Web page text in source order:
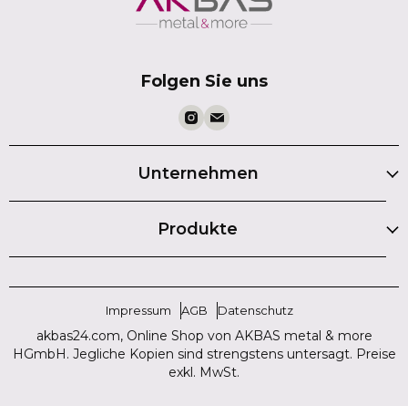
Folgen Sie uns
Unternehmen
Produkte
Impressum AGB Datenschutz
akbas24.com, Online Shop von AKBAS metal & more
HGmbH. Jegliche Kopien sind strengstens untersagt. Preise
exkl. MwSt.